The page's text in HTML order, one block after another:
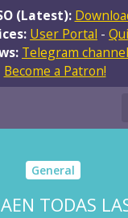
(Latest):
User Portal -
Telegram channel
Become a Patron!
General
TODAS